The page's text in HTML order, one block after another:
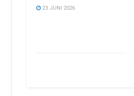
23 JUNI 2026